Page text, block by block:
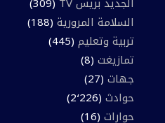
السلامة المرورية (188)
تربية وتعليم (445)
تمازيغت (8)
جهات (27)
حوادث (2٬226)
حوارات (16)